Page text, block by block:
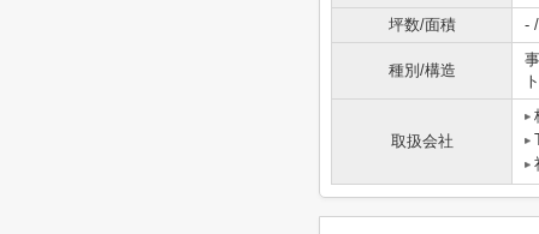
坪数/面積
-
種別/構造
ト
取扱会社